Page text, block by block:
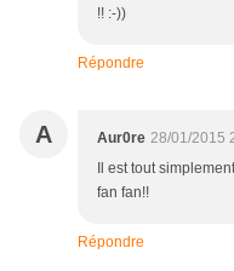
!! :-))
Répondre
A Aur0re 28/01/2015
Il est tout
fan fan!!
Répondre